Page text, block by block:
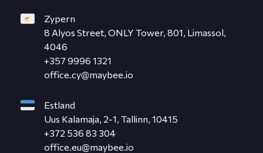
Zypern
8 Alyos Street, ONLY Tower, 801, Limassol,
4046
+357 9996 1321
office.cy@maybee.io
Estland
Uus Kalamaja, 2-1, Tallinn, 10415
+372 536 83 304
office.eu@maybee.io